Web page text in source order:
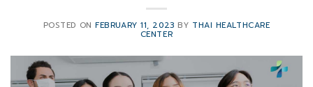
POSTED ONFEBRUARY 11, 2023 BY THAI HEALTHCARE
CENTER